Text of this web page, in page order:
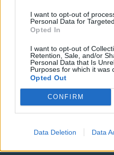
I want to opt-out of
Personal Data for
Opted In
I want to opt-out of
Retention, Sale, and/or
Personal Data that Is
Purposes for which it was
Opted Out
CONFIRM
Data Deletion Data
Αντιδήμαρχοι
Συλλογικά Όργανα Δήμου
Δημοτικές Κοινότητες
Υπηρεσίες του Δήμου
Οι Δημοτικές Επιχειρήσεις
Χρήσιμα Τηλέφωνα